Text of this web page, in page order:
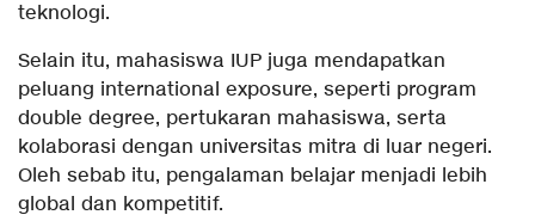
teknologi.
Selain itu, mahasiswa IUP juga mendapatkan
peluang international exposure, seperti program
double degree, pertukaran mahasiswa, serta
kolaborasi dengan universitas mitra di luar negeri.
Oleh sebab itu, pengalaman belajar menjadi lebih
global dan kompetitif.